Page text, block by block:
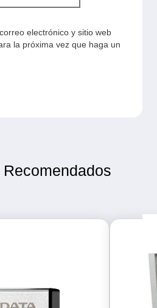
electrónico y sitio web
la próxima vez que haga un